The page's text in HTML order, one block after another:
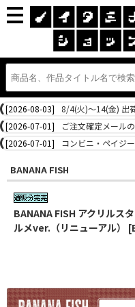
[2026-08-03]
8/4(火)～14(金) 出
[2026-07-01]
ご注文確定メール
[2026-07-01]
コンビニ・ペイジ
BANANA FISH
BANANA FISH アクリルス
ルメver.（リニューアル）